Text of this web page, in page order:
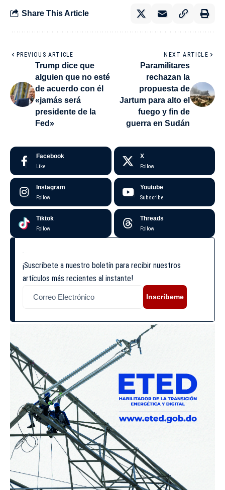
Share This Article
PREVIOUS ARTICLE
Trump dice que
alguien que no esté
de acuerdo con él
«jamás será
presidente de la
Fed»
NEXT ARTICLE
Paramilitares
rechazan la
propuesta de
Jartum para alto el
fuego y fin de
guerra en Sudán
Facebook
Like
X
Follow
Instagram
Follow
Youtube
Subscribe
Tiktok
Follow
Threads
Follow
¡Suscríbete a nuestro boletín para recibir nuestros
artículos más recientes al instante!
Inscríbeme